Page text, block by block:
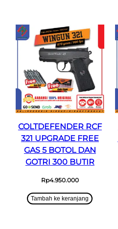
COLTDEFENDER RCF
321 UPGRADE FREE
GAS 5 BOTOL DAN
GOTRI 300 BUTIR
Rp4.950.000
Tambah ke keranjang